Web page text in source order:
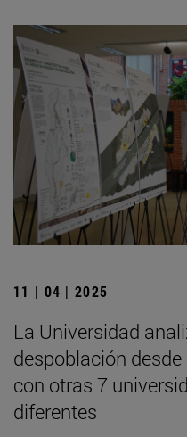
11 | 04 | 2025
La Universidad
despoblación
con otras 7
diferentes